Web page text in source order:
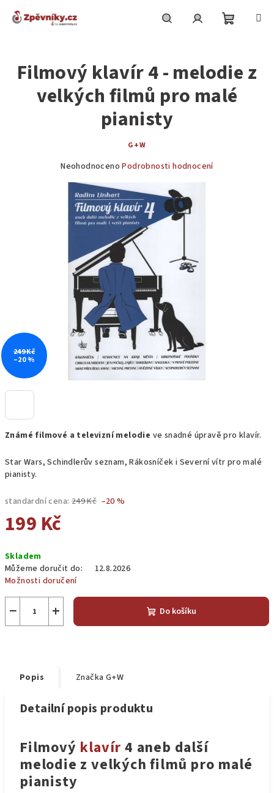
košík
Známé filmové a televizní melodie ve snadné úpravě pro klavír.
Star Wars, Schindlerův seznam, Rákosníček i Severní vítr pro malé
pianisty.
standardní cena: 249 Kč –20 %
199 Kč
cena:
Skladem
Můžeme doručit do:
12.8.2026
Možnosti doručení
+
− Do košíku
Filmový klavír 4 - melodie z
velkých filmů pro malé
pianisty
G+W
Průměrné
produktu
hvězdiček.
Neohodnoceno Podrobnosti hodnocení
249 Kč
–20 %
Popis Značka G+W
Detailní popis produktu
Filmový klavír 4 aneb další
melodie z velkých filmů pro malé
pianisty